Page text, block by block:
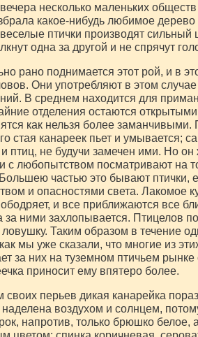
несколько маленьких
какое-нибудь любимое
птички производят
одна за другой и не спрячут
рано поднимается этот рой, и в
Они употребляют в этом
В среднем находится для
отделения остаются
как нельзя более заманчивыми.
стая канареек пьет и умывается;
и птиц, не будучи замечен ими. Но
с любопытством посматривают на
частью это бывают птички,
и опасностями света. Лакомое
ободряет, и все приближаются все
за ними захлопывается. Птицелов
ловушку. Таким образом в течение
мы уже сказали, что многие из
за них на туземном птичьем рынке
приносит ему впятеро более.
своих перьев дикая канарейка
наделена воздухом и солнцем,
напротив, только брюшко белое,